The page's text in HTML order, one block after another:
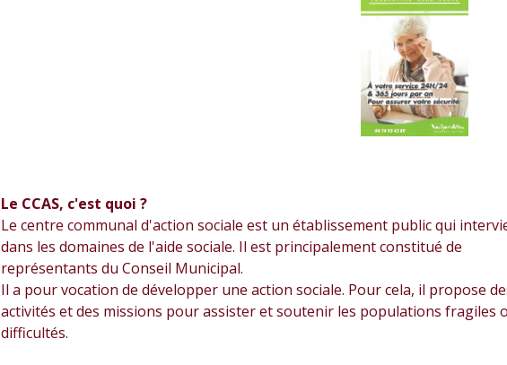
Le CCAS, c'est quoi ?
Le centre communal d'action sociale est un établissement public qui
dans les domaines de l'aide sociale. Il est principalement constitué de
représentants du Conseil Municipal.
Il a pour vocation de développer une action sociale. Pour cela, il propose
activités et des missions pour assister et soutenir les populations fragiles
difficultés.